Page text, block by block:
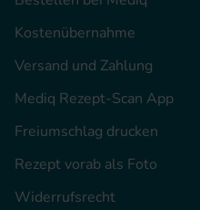
Kostenübernahme
Versand und Zahlung
Mediq Rezept-Scan App
Freiumschlag drucken
Rezept vorab als Foto
Widerrufsrecht